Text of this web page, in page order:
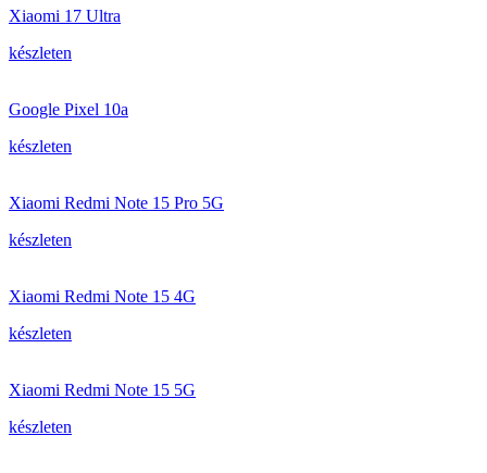
Xiaomi 17 Ultra
készleten
Google Pixel 10a
készleten
Xiaomi Redmi Note 15 Pro 5G
készleten
Xiaomi Redmi Note 15 4G
készleten
Xiaomi Redmi Note 15 5G
készleten